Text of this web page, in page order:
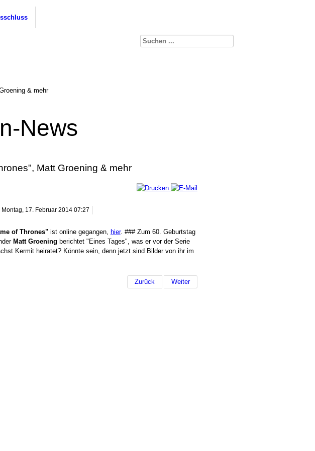
& mehr
News
Matt Groening & mehr
Montag, 17. Februar 2014 07:27
of Thrones"ist online gegangen, hier. ### Zum 60. Geburtstag
Matt Groening berichtet "Eines Tages", was er vor der Serie
Kermit heiratet? Könnte sein, denn jetzt sind Bilder von ihr im
Zurück Weiter